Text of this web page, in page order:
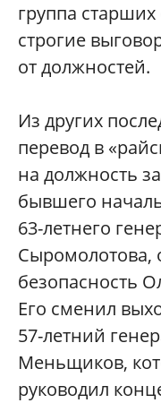
группа
строгие
от должностей.
Из других
перевод в
на должность
бывшего
63-летнего
Сыромолотова,
безопасность
Его сменил
57-летний
Меньщиков,
руководил